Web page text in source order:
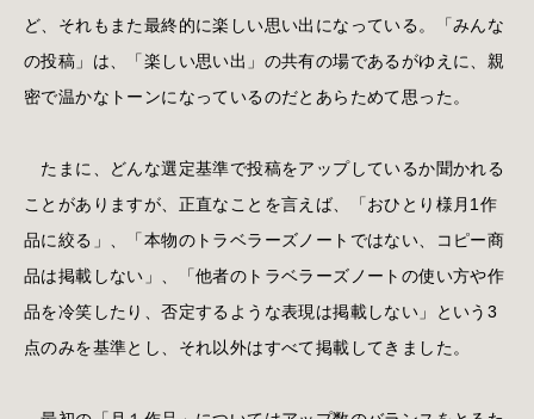
ど、それもまた最終的に楽しい思い出になっている。「みんな
の投稿」は、「楽しい思い出」の共有の場であるがゆえに、親
密で温かなトーンになっているのだとあらためて思った。
たまに、どんな選定基準で投稿をアップしているか聞かれる
ことがありますが、正直なことを言えば、「おひとり様月1作
品に絞る」、「本物のトラベラーズノートではない、コピー商
品は掲載しない」、「他者のトラベラーズノートの使い方や作
品を冷笑したり、否定するような表現は掲載しない」という3
点のみを基準とし、それ以外はすべて掲載してきました。